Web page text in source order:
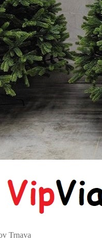
Trnava